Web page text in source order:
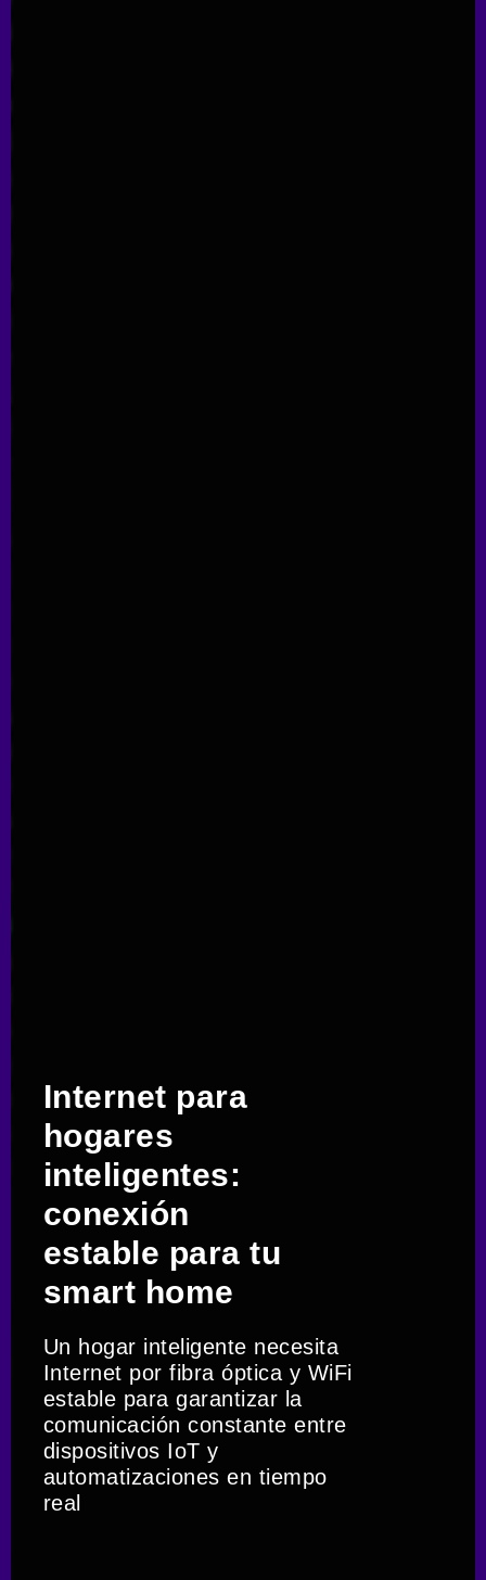
Internet para
hogares
inteligentes:
conexión
estable para tu
smart home
Un hogar inteligente necesita
Internet por fibra óptica y WiFi
estable para garantizar la
comunicación constante entre
dispositivos IoT y
automatizaciones en tiempo
real